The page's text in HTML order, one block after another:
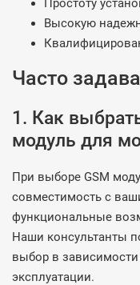
Простоту
Высокую
Часто
1. Как
модуль для
При выборе GSM
совместимость с
функциональные
Наши консультанты
выбор в
эксплуатации.